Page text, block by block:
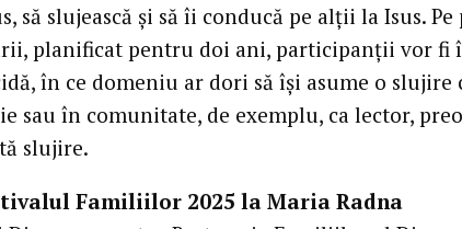
să slujească și să îi conducă pe alții la Isus.
planificat pentru doi ani, participanții vor fi
în ce domeniu ar dori să își asume o slujire
sau în comunitate, de exemplu, ca lector,
slujire.
Familiilor 2025 la Maria Radna